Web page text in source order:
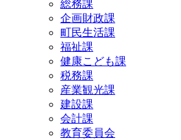
総務課
企画財政課
町民生活課
福祉課
健康こども課
税務課
産業観光課
建設課
会計課
教育委員会